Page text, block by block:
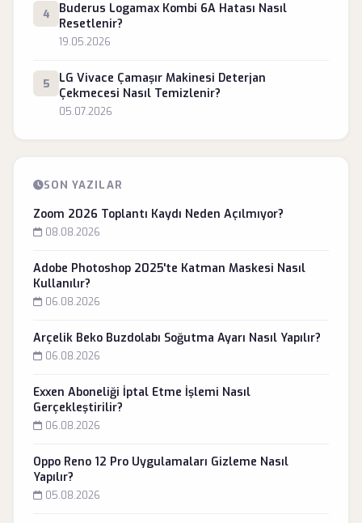
4
Buderus Logamax Kombi 6A Hatası Nasıl
Resetlenir?
19.05.2026
5
LG Vivace Çamaşır Makinesi Deterjan
Çekmecesi Nasıl Temizlenir?
05.07.2026
SON YAZILAR
Zoom 2026 Toplantı Kaydı Neden Açılmıyor?
08.08.2026
Adobe Photoshop 2025'te Katman Maskesi Nasıl
Kullanılır?
06.08.2026
Arçelik Beko Buzdolabı Soğutma Ayarı Nasıl Yapılır?
06.08.2026
Exxen Aboneliği İptal Etme İşlemi Nasıl
Gerçekleştirilir?
06.08.2026
Oppo Reno 12 Pro Uygulamaları Gizleme Nasıl
Yapılır?
05.08.2026